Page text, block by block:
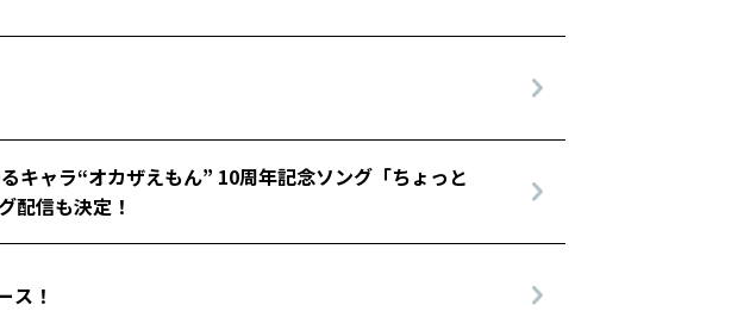
キャラ“オカザえもん” 10周年記念ソング「ちょっと
配信も決定！
ス！